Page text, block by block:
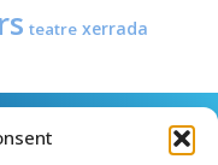
teatre xerrada